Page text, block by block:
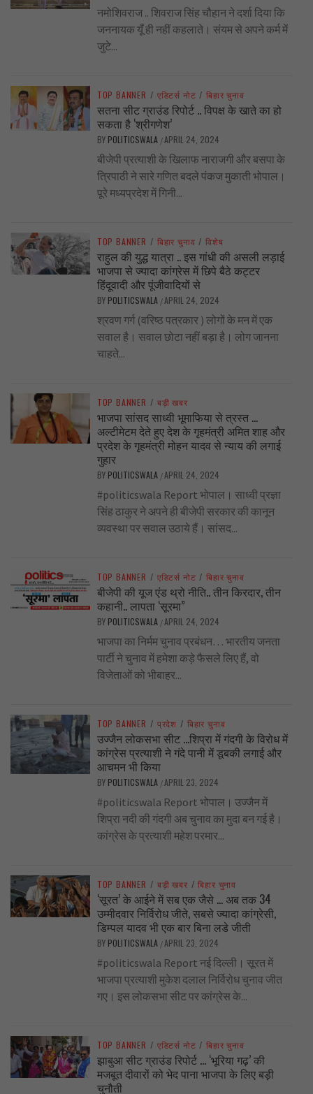
नमोशिवराज .. शिवराज सिंह चौहान ने दर्शा दिया कि
जननायक यूँ ही नहीं कहलाते। संयम से अपने कर्म में
जुटे...
TOP BANNER / एडिटर्स नोट / बिहार चुनाव
सतना सीट ग्राउंड रिपोर्ट .. विपक्ष के खाते का हो
सकता है ‘श्रीगणेश’
BY POLITICSWALA /APRIL 24, 2024
बीजेपी प्रत्याशी के खिलाफ नाराजगी और बसपा के
त्रिपाठी ने सारे गणित बदले पंकज मुकाती भोपाल।
पूरे मध्यप्रदेश में गिनी...
TOP BANNER / बिहार चुनाव / विशेष
राहुल की युद्ध यात्रा .. इस गांधी की असली लड़ाई
भाजपा से ज्यादा कांग्रेस में छिपे बैठे कट्टर
हिंदूवादी और पूंजीवादियों से
BY POLITICSWALA /APRIL 24, 2024
श्रवण गर्ग (वरिष्ठ पत्रकार ) लोगों के मन में एक
सवाल है। सवाल छोटा नहीं बड़ा है। लोग जानना
चाहते...
TOP BANNER / बड़ी खबर
भाजपा सांसद साध्वी भूमाफिया से त्रस्त …
अल्टीमेटम देते हुए देश के गृहमंत्री अमित शाह और
प्रदेश के गृहमंत्री मोहन यादव से न्याय की लगाई
गुहार
BY POLITICSWALA /APRIL 24, 2024
#politicswala Report भोपाल। साध्वी प्रज्ञा
सिंह ठाकुर ने अपने ही बीजेपी सरकार की कानून
व्यवस्था पर सवाल उठाये हैं। सांसद...
TOP BANNER / एडिटर्स नोट / बिहार चुनाव
बीजेपी की यूज एंड थ्रो नीति.. तीन किरदार, तीन
कहानी.. लापता ‘सूरमा”
BY POLITICSWALA /APRIL 24, 2024
भाजपा का निर्मम चुनाव प्रबंधन… भारतीय जनता
पार्टी ने चुनाव में हमेशा कड़े फैसले लिए हैं, वो
विजेताओं को भीबाहर...
TOP BANNER / प्रदेश / बिहार चुनाव
उज्जैन लोकसभा सीट …शिप्रा में गंदगी के विरोध में
कांग्रेस प्रत्याशी ने गंदे पानी में डूबकी लगाई और
आचमन भी किया
BY POLITICSWALA /APRIL 23, 2024
#politicswala Report भोपाल। उज्जैन में
शिप्रा नदी की गंदगी अब चुनाव का मुदा बन गई है।
कांग्रेस के प्रत्याशी महेश परमार...
TOP BANNER / बड़ी खबर / बिहार चुनाव
‘सूरत’ के आईने में सब एक जैसे … अब तक 34
उम्मीदवार निर्विरोध जीते, सबसे ज्यादा कांग्रेसी,
डिम्पल यादव भी एक बार बिना लडे जीती
BY POLITICSWALA /APRIL 23, 2024
#politicswala Report नई दिल्ली। सूरत में
भाजपा प्रत्याशी मुकेश दलाल निर्विरोध चुनाव जीत
गए। इस लोकसभा सीट पर कांग्रेस के...
TOP BANNER / एडिटर्स नोट / बिहार चुनाव
झाबुआ सीट ग्राउंड रिपोर्ट … ‘भूरिया गढ़’ की
मजबूत दीवारों को भेद पाना भाजपा के लिए बड़ी
चुनौती